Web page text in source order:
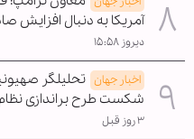
آمریکا به دنبال افزایش
دیروز ۱۵:۵۸
اخبار جهان تحلیلگر
شکست طرح براندازی نظام
۳ روز قبل